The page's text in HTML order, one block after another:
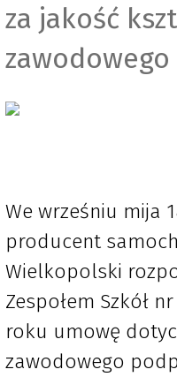
za jakość
zawodowego
We wrześniu mija
producent
Wielkopolski
Zespołem Szkół
roku umowę
zawodowego